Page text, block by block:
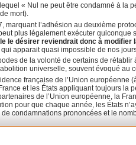
« Nul ne peut être condamné à la
mort).
marquant l’adhésion au deuxième
plus légalement exécuter quiconque
le désirer reviendrait donc à
apparait quasi impossible de nos
de la volonté de certains de
universelle, souvent évoqué
française de l’Union européenne
et les États appliquant toujours la
de l’Union européenne, la
pour que chaque année, les États
condamnations prononcées et le